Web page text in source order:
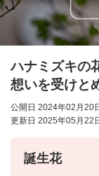
ハナミズキの
想いを受けと
公開日 2024年02月20
更新日 2025年05月22
誕生花